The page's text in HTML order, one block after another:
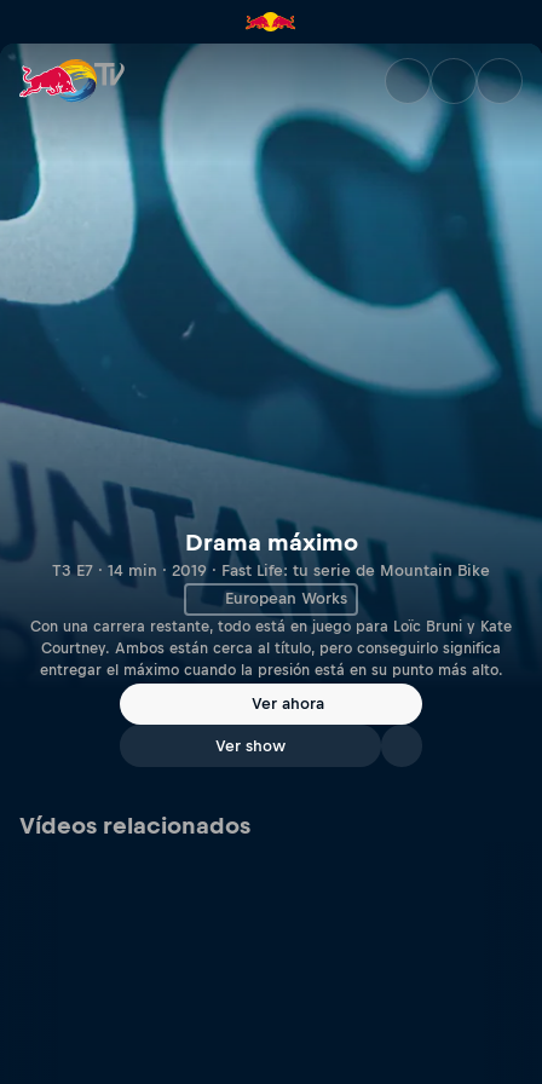
Drama máximo | Red Bull TV
Drama máximo
T3 E7 · 14 min · 2019 · Fast Life: tu serie de Mountain Bike
European Works
Con una carrera restante, todo está en juego para Loïc Bruni y Kate
Courtney. Ambos están cerca al título, pero conseguirlo significa
entregar el máximo cuando la presión está en su punto más alto.
Ver ahora
Ver show
Vídeos relacionados